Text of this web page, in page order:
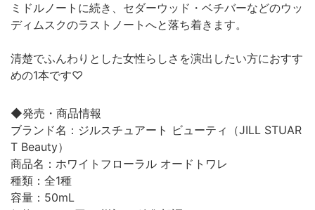
ミドルノートに続き、セダーウッド・ベチバーなどのウッ
ディムスクのラストノートへと落ち着きます。
清楚でふんわりとした女性らしさを演出したい方におすす
めの1本です♡
◆発売・商品情報
ブランド名：ジルスチュアート ビューティ（JILL STUAR
T Beauty）
商品名：ホワイトフローラル オードトワレ
種類：全1種
容量：50mL